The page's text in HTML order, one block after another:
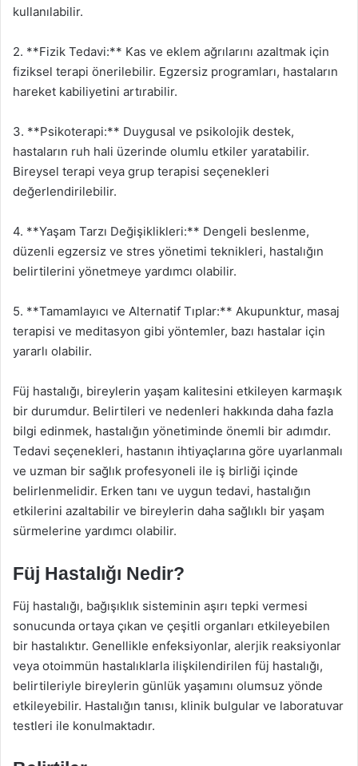
kullanılabilir.
2. **Fizik Tedavi:** Kas ve eklem ağrılarını azaltmak için
fiziksel terapi önerilebilir. Egzersiz programları, hastaların
hareket kabiliyetini artırabilir.
3. **Psikoterapi:** Duygusal ve psikolojik destek,
hastaların ruh hali üzerinde olumlu etkiler yaratabilir.
Bireysel terapi veya grup terapisi seçenekleri
değerlendirilebilir.
4. **Yaşam Tarzı Değişiklikleri:** Dengeli beslenme,
düzenli egzersiz ve stres yönetimi teknikleri, hastalığın
belirtilerini yönetmeye yardımcı olabilir.
5. **Tamamlayıcı ve Alternatif Tıplar:** Akupunktur, masaj
terapisi ve meditasyon gibi yöntemler, bazı hastalar için
yararlı olabilir.
Füj hastalığı, bireylerin yaşam kalitesini etkileyen karmaşık
bir durumdur. Belirtileri ve nedenleri hakkında daha fazla
bilgi edinmek, hastalığın yönetiminde önemli bir adımdır.
Tedavi seçenekleri, hastanın ihtiyaçlarına göre uyarlanmalı
ve uzman bir sağlık profesyoneli ile iş birliği içinde
belirlenmelidir. Erken tanı ve uygun tedavi, hastalığın
etkilerini azaltabilir ve bireylerin daha sağlıklı bir yaşam
sürmelerine yardımcı olabilir.
Füj Hastalığı Nedir?
Füj hastalığı, bağışıklık sisteminin aşırı tepki vermesi
sonucunda ortaya çıkan ve çeşitli organları etkileyebilen
bir hastalıktır. Genellikle enfeksiyonlar, alerjik reaksiyonlar
veya otoimmün hastalıklarla ilişkilendirilen füj hastalığı,
belirtileriyle bireylerin günlük yaşamını olumsuz yönde
etkileyebilir. Hastalığın tanısı, klinik bulgular ve laboratuvar
testleri ile konulmaktadır.